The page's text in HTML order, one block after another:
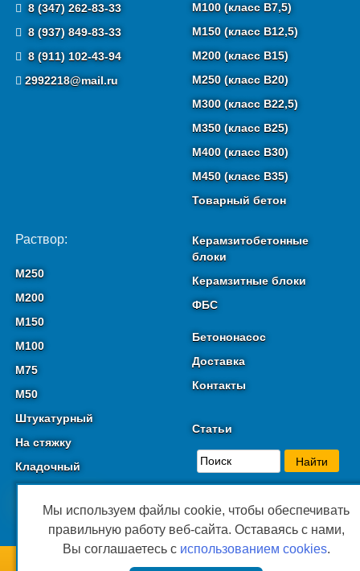
8 (347) 262-83-33
8 (937) 849-83-33
8 (911) 102-43-94
2992218@mail.ru
М100 (класс B7,5)
М150 (класс B12,5)
М200 (класс B15)
М250 (класс B20)
М300 (класс B22,5)
М350 (класс B25)
М400 (класс B30)
М450 (класс B35)
Товарный бетон
Раствор:
М250
М200
М150
М100
М75
М50
Штукатурный
На стяжку
Кладочный
Керамзитобетонные
блоки
Керамзитные блоки
ФБС
Бетононасос
Доставка
Контакты
Статьи
Мы используем файлы cookie, чтобы обеспечивать
правильную работу веб-сайта. Оставаясь с нами,
Вы соглашаетесь с использованием cookies.